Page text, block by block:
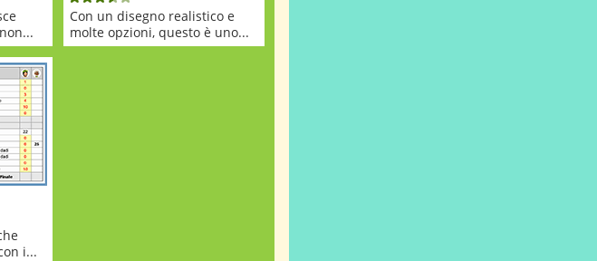
Con un disegno realistico e
molte opzioni, questo è uno...
i...